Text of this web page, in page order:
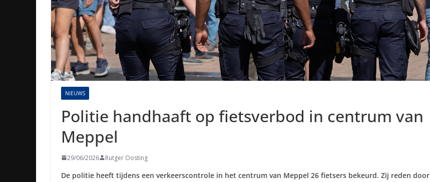
NIEUWS
Politie handhaaft op fietsverbod in centrum van
Meppel
29/06/2026 Rutger Oosting
De politie heeft tijdens een verkeerscontrole in het centrum van Meppel 26 fietsers bekeurd. Zij reden door